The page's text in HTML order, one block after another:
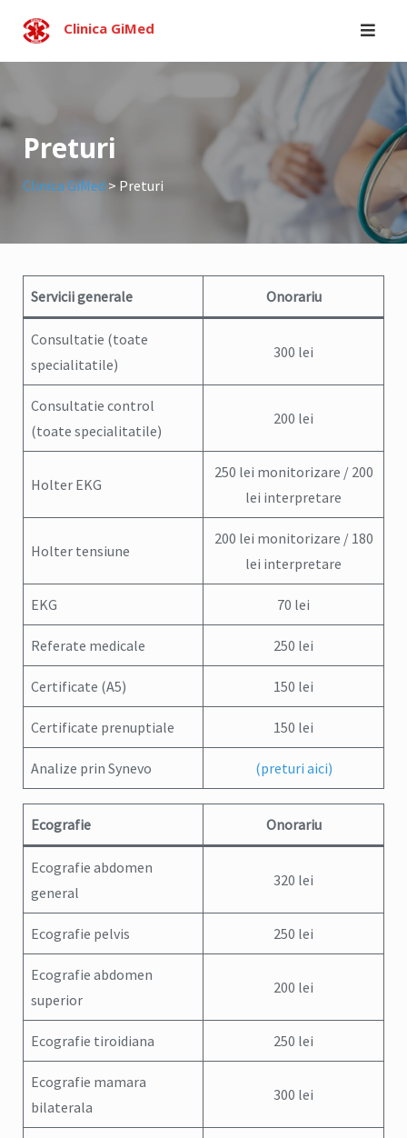
content
Clinica GiMed
Preturi
Clinica GiMed > Preturi
Servicii generale Onorariu
Consultatie (toate
specialitatile)
300 lei
Consultatie control
(toate specialitatile)
200 lei
Holter EKG
250 lei monitorizare / 200
lei interpretare
Holter tensiune
200 lei monitorizare / 180
lei interpretare
EKG 70 lei
Referate medicale 250 lei
Certificate (A5) 150 lei
Certificate prenuptiale 150 lei
Analize prin Synevo (preturi aici)
Ecografie Onorariu
Ecografie abdomen
general
320 lei
Ecografie pelvis 250 lei
Ecografie abdomen
superior
200 lei
Ecografie tiroidiana 250 lei
Ecografie mamara
bilaterala
300 lei